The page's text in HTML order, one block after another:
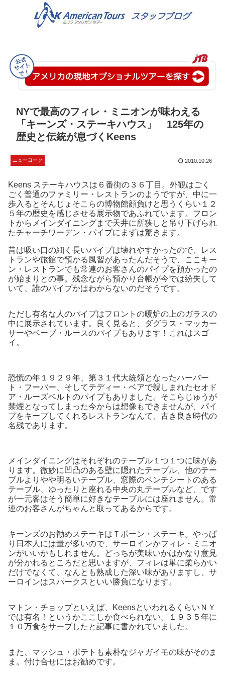
NYで最高のフィレ・ミニオンが味わえる
「キーンズ・ステーキハウス」 125年の
歴史と伝統が息づくKeens
ニューヨーク 2010.10.26
Keens ステーキハウスは６番街の３６丁目。外観はごく
ごく普通のファミリー・レストランのようですが、中に一
歩入るとそんじょそこらの博物館顔負けと思うくらい１２
５年の歴史を感じさせる展示物であふれています。フロン
トからメインダイニングまで天井に所狭しと吊り下げられ
たチャーチワーデン・パイプにまずは驚きます。
昔は吸い口の細く長いパイプは壊れやすかったので、レス
トランや旅館で預かる風習があったんだそうで、ここキー
ン・レストランでも常連のお客さんのパイプを預かったの
が始まりとの事。残念ながら預かり台帳が今では紛失して
いて、誰のパイプかはわからないのだそうです。
ただし有名な人のパイプはフロントの暖炉の上のガラスの
中に展示されています。良く見ると、ダグラス・マッカー
サーやベーブ・ルースのパイプもあります！これはスゴ
イ。
恐慌の年１９２９年、第３１代大統領となったハーバー
ト・フーバー、そしてテディー・ベアで親しまれたセオド
ア・ルーズベルトのパイプもありました。そこらじゅうが
禁煙となってしまった今からは想像もできませんが、パイ
プをキープしてくれるレストランなんて、古き良き時代の
名残であります。
メインダイニングはそれぞれのテーブル１つ１つに味があ
ります。微妙に凹凸のある壁に隠れたテーブル、他のテー
ブルよりやや明るいテーブル、窓際のベンチシートのある
テーブル、ゆったりと座れる中央の丸テーブルなど、です
が一元客はそう簡単に好きなテーブルには座れません。常
連のお客さんがちゃんと取ってあるからです。
キーンズのお勧めステーキはＴボーン・ステーキ。やっぱ
り日本人には量が多いので、サーロインかフィレ・ミニオ
ンがいいかもしれません。どっちが美味いかはかなり意見
が分かれるところだと思いますが、フィレは単に柔らかい
だけでなくて、なんとも熟成した深い味がありますし、サ
ーロインはスパークスといい勝負になります。
マトン・チョップといえば、KeensといわれるくらいＮＹ
では有名！というかここしか食べられない。１９３５年に
１０万食をサーブしたと記事に書かれていました。
また、マッシュ・ポテトも素朴なジャガイモの味がそのま
ま。付け合せにはお勧めです。